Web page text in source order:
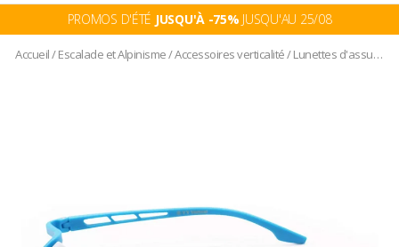
PROMOS D'ÉTÉ JUSQU'À -75% JUSQU'AU 25/08
Accueil/Escalade et Alpinisme/Accessoires verticalité/Lunettes d'assurage